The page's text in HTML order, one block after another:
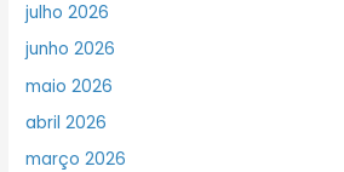
julho 2026
junho 2026
maio 2026
abril 2026
março 2026